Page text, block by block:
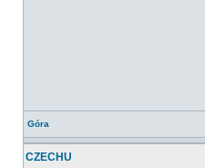
Góra
CZECHU